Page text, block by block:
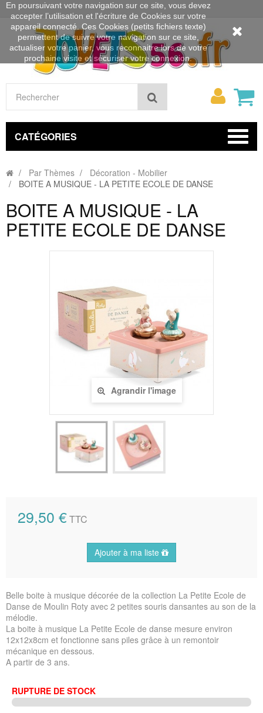
Rechercher
Mon
CATÉGORIES
Par Thèmes
Décoration - Mobilier
BOITE A MUSIQUE - LA PETITE ECOLE DE DANSE
BOITE A MUSIQUE - LA
PETITE ECOLE DE DANSE
Agrandir l'image
29,50 €TTC
Ajouter à ma liste
Belle boite à musique décorée de la collection La Petite Ecole de
Danse de Moulin Roty avec 2 petites souris dansantes au son de la
mélodie.
La boite à musique La Petite Ecole de danse mesure environ
12x12x8cm et fonctionne sans piles grâce à un remontoir
mécanique en dessous.
A partir de 3 ans.
RUPTURE DE STOCK
En poursuivant votre navigation sur ce site, vous devez
accepter l’utilisation et l'écriture de Cookies sur votre
appareil connecté. Ces Cookies (petits fichiers texte)
permettent de suivre votre navigation sur ce site,
actualiser votre panier, vous reconnaitre lors de votre
prochaine visite et sécuriser votre connexion.